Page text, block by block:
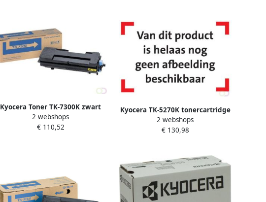
Kyocera Toner TK-7300K zwart
2 webshops
€ 110,52
Kyocera TK-5270K tonercartridge
1 stuk(s) Origineel Zwart
(1T02TV0NL0)
2 webshops
€ 130,98